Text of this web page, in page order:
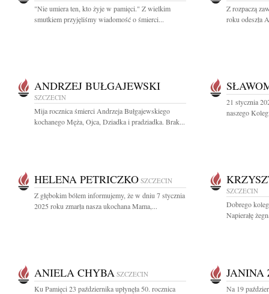
"Nie umiera ten, kto żyje w pamięci." Z wielkim
smutkiem przyjęliśmy wiadomość o śmierci...
Z rozpaczą
roku odeszła
ANDRZEJ BUŁGAJEWSKI
SZCZECIN
Mija rocznica śmierci Andrzeja Bułgajewskiego
kochanego Męża, Ojca, Dziadka i pradziadka. Brak...
21 stycznia
naszego
HELENA PETRICZKO SZCZECIN
Z głębokim bólem informujemy, że w dniu 7 stycznia
2025 roku zmarła nasza ukochana Mama,...
SZCZECIN
Dobrego
Napierałę
ANIELA CHYBA SZCZECIN
Ku Pamięci 23 października upłynęła 50. rocznica
JANINA
Na 19